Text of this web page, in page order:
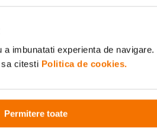
imbunatati experienta de navigare.
citesti Politica de cookies.
Permitere toate
Cuburi Gheata 10 buc
(0)